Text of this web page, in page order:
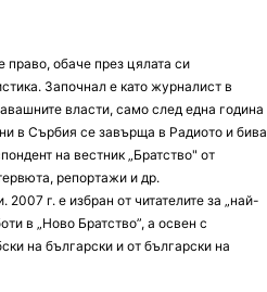
право, обаче през цялата си
Започнал е като журналист в
власти, само след една година
в Сърбия се завърща в Радиото и бива
на вестник „Братство" от
репортажи и др.
г. е избран от читателите за „най-
в „Ново Братство”, а освен с
на български и от български на